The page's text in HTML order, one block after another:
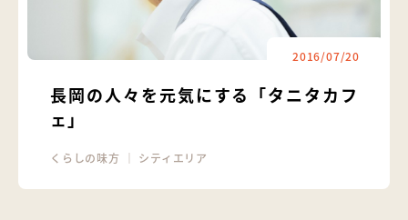
2016/07/20
長岡の人々を元気にする「タニタカフ
ェ」
くらしの味方 ｜ シティエリア